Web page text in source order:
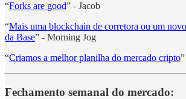
“Forks are good” - Jacob
“Mais uma blockchain de corretora ou um
da Base” - Morning Jog
“Criamos a melhor planilha do mercado cripto
Fechamento semanal do mercado: